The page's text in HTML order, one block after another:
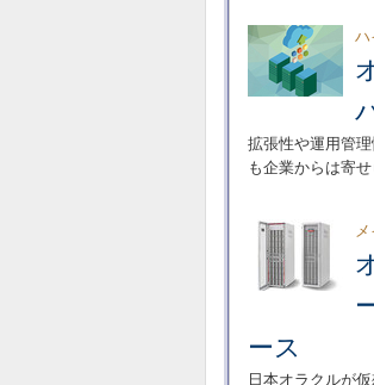
ハ
拡張性や運用管
も企業からは寄
ース
日本オラクルが